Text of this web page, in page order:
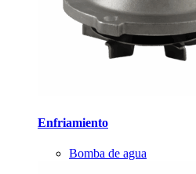
Enfriamiento
Bomba de agua